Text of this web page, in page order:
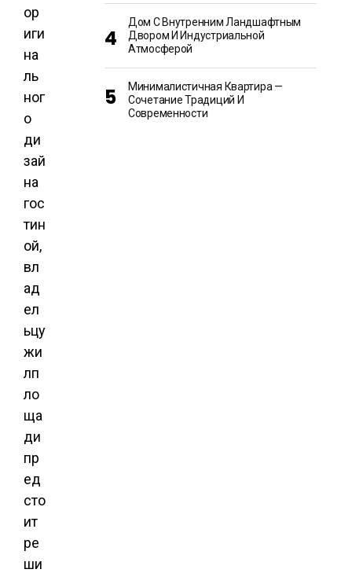
ор
иги
на
ль
ног
о
ди
зай
на
гос
тин
ой,
вл
ад
ел
ьцу
жи
лп
ло
ща
ди
пр
ед
сто
ит
ре
ши
Дом С Внутренним Ландшафтным
Двором И Индустриальной
Атмосферой
Минималистичная Квартира —
Сочетание Традиций И
Современности